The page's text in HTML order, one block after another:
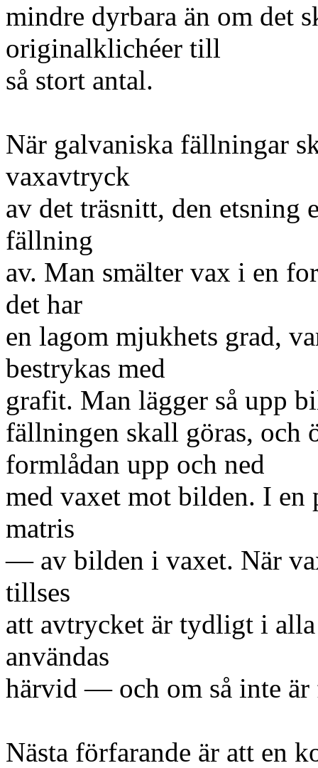
mindre dyrbara än om det
originalklichéer till
så stort antal.
När galvaniska fällningar
vaxavtryck
av det träsnitt, den etsning
fällning
av. Man smälter vax i en
det har
en lagom mjukhets grad,
bestrykas med
grafit. Man lägger så upp
fällningen skall göras, och
formlådan upp och ned
med vaxet mot bilden. I en
matris
— av bilden i vaxet. När
tillses
att avtrycket är tydligt i
användas
härvid — och om så inte
Nästa förfarande är att en